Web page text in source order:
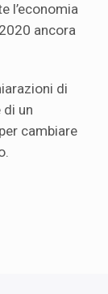
l’economia
ancora
di
di un
per cambiare